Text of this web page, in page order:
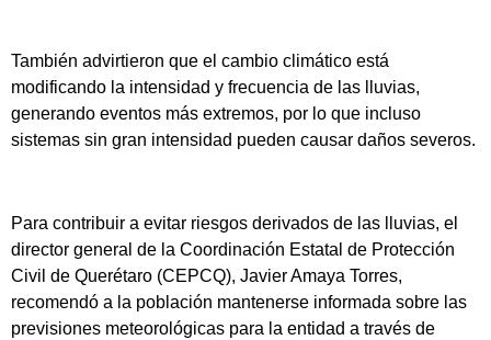
También advirtieron que el cambio climático está
modificando la intensidad y frecuencia de las lluvias,
generando eventos más extremos, por lo que incluso
sistemas sin gran intensidad pueden causar daños severos.
Para contribuir a evitar riesgos derivados de las lluvias, el
director general de la Coordinación Estatal de Protección
Civil de Querétaro (CEPCQ), Javier Amaya Torres,
recomendó a la población mantenerse informada sobre las
previsiones meteorológicas para la entidad a través de